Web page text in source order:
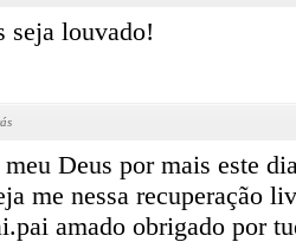
seja louvado!
Deus por mais este
me nessa recuperação
amado obrigado por